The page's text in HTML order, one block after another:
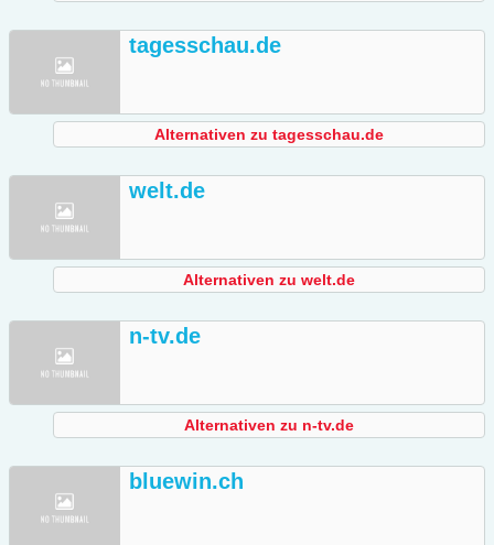
tagesschau.de
Alternativen zu tagesschau.de
welt.de
Alternativen zu welt.de
n-tv.de
Alternativen zu n-tv.de
bluewin.ch